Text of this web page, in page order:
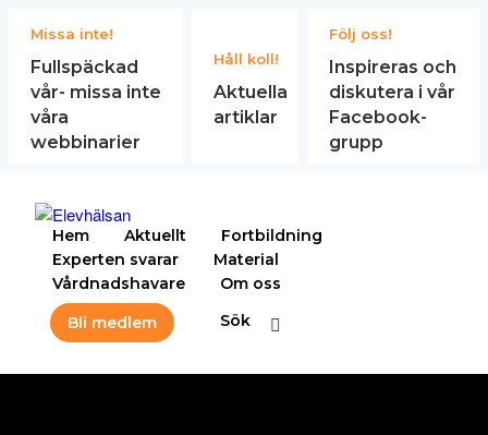
Missa inte!
Fullspäckad
vår- missa inte
våra
webbinarier
Håll koll!
Aktuella
artiklar
Följ oss!
Inspireras och
diskutera i vår
Facebook-
grupp
Hem Aktuellt
Fortbildning
Experten svarar
Material
Vårdnadshavare
Om oss
Bli medlem
Sök